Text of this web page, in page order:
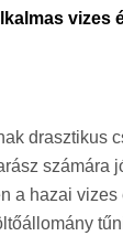
vizes
drasztikus
számára
a hazai